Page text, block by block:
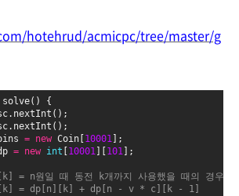
hotehrud/acmicpc/tree/master/g
solve() {
= new Coin[ 10001 ];
= new int 10001 101 ];
= n원일 때 동전 k개까지 사용했을 때의 경우의
= dp[n][k] + dp[n - v * c][k - 1]